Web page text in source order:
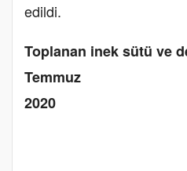
edildi.
Toplanan inek sütü ve
Temmuz
2020